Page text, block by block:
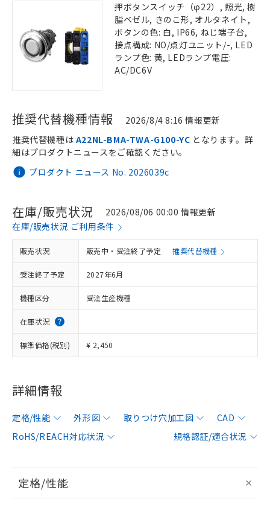
押ボタンスイッチ（φ22）, 照光, 樹
脂ベゼル, きのこ形, オルタネイト,
ボタンの色: 白, IP66, ねじ端子台,
接点構成: NO/点灯ユニット/-, LED
ランプ色: 黄, LEDランプ電圧:
AC/DC6V
推奨代替機種情報 2026/8/4 8:16 情報更新
プロダクト ニュース No. 2026039c
推奨代替機種は A22NL-BMA-TWA-G100-YC となります。詳
細はプロダクトニュースをご確認ください。
在庫/販売状況
2026/08/06 00:00 情報更新
在庫/販売状況 ご利用条件
販売状況 販売中・受注終了予定 推奨代替機種
受注終了予定 2027年6月
機種区分 受注生産機種
在庫状況
標準価格(税別) ¥ 2,450
詳細情報
定格/性能 外形図 取りつけ穴加工図
CAD
RoHS/REACH対応状況
規格認証/適合状況
定格/性能